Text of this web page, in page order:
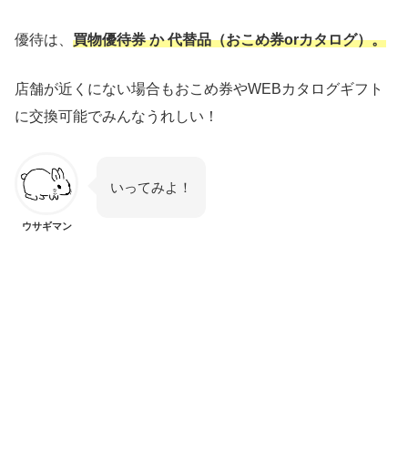
優待は、 買物優待券 か 代替品（おこめ券orカタログ）。
店舗が近くにない場合もおこめ券やWEBカタログギフト
に交換可能でみんなうれしい！
ウサギマン
いってみよ！